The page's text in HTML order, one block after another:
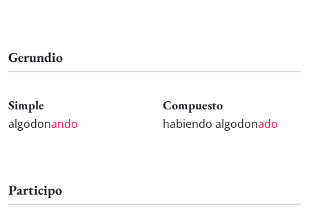
Gerundio
Simple
algodonando
Compuesto
habiendo algodonado
Participo